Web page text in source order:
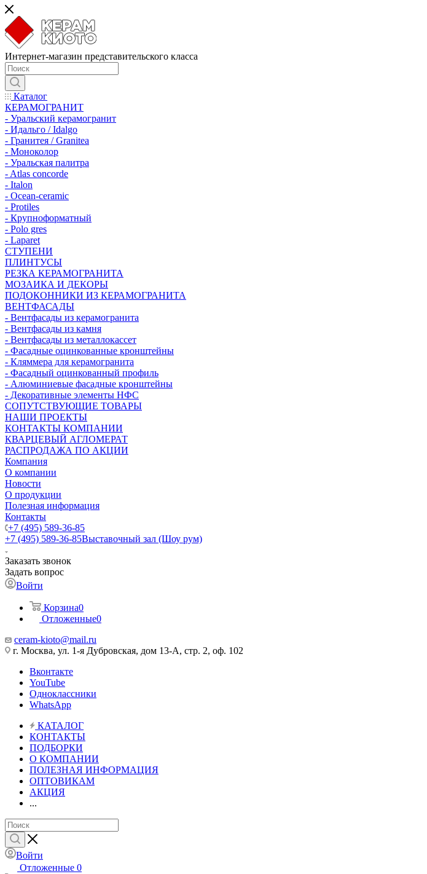
Интернет-магазин представительского класса
Каталог
КЕРАМОГРАНИТ
- Уральский керамогранит
- Идальго / Idalgo
- Гранитея / Granitea
- Моноколор
- Уральская палитра
- Atlas concorde
- Italon
- Ocean-ceramic
- Protiles
- Крупноформатный
- Polo gres
- Laparet
СТУПЕНИ
ПЛИНТУСЫ
РЕЗКА КЕРАМОГРАНИТА
МОЗАИКА И ДЕКОРЫ
ПОДОКОННИКИ ИЗ КЕРАМОГРАНИТА
ВЕНТФАСАДЫ
- Вентфасады из керамогранита
- Вентфасады из камня
- Вентфасады из металлокассет
- Фасадные оцинкованные кронштейны
- Кляммера для керамогранита
- Фасадный оцинкованный профиль
- Алюминиевые фасадные кронштейны
- Декоративные элементы НФС
СОПУТСТВУЮЩИЕ ТОВАРЫ
НАШИ ПРОЕКТЫ
КОНТАКТЫ КОМПАНИИ
КВАРЦЕВЫЙ АГЛОМЕРАТ
РАСПРОДАЖА ПО АКЦИИ
Компания
О компании
Новости
О продукции
Полезная информация
Контакты
+7 (495) 589-36-85
+7 (495) 589-36-85Выставочный зал (Шоу рум)
Заказать звонок
Задать вопрос
Войти
Корзина0
Отложенные0
ceram-kioto@mail.ru
г. Москва, ул. 1-я Дубровская, дом 13-А, стр. 2, оф. 102
Вконтакте
YouTube
Одноклассники
WhatsApp
КАТАЛОГ
КОНТАКТЫ
ПОДБОРКИ
О КОМПАНИИ
ПОЛЕЗНАЯ ИНФОРМАЦИЯ
ОПТОВИКАМ
АКЦИЯ
...
Войти
Отложенные 0